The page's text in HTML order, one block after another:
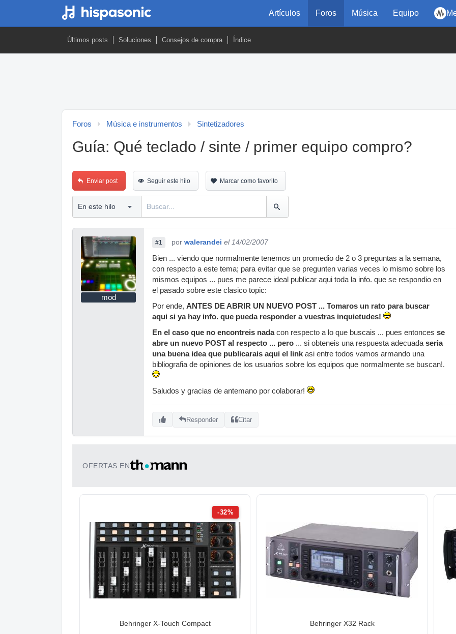
Artículos Foros Música Equipo
Últimos posts Soluciones Consejos de compra Índice
Foros Música e instrumentos Sintetizadores
Guía: Qué teclado / sinte / primer equipo compro?
Enviar post Seguir este hilo Marcar como favorito
mod
#1 por walerandei el 14/02/2007
Bien ... viendo que normalmente tenemos un promedio de 2 o 3 preguntas a la semana,
con respecto a este tema; para evitar que se pregunten varias veces lo mismo sobre los
mismos equipos ... pues me parece ideal publicar aqui toda la info. que se respondio en
el pasado sobre este clasico topic:
Por ende, ANTES DE ABRIR UN NUEVO POST ... Tomaros un rato para buscar
aqui si ya hay info. que pueda responder a vuestras inquietudes!
En el caso que no encontreis nadacon respecto a lo que buscais ... pues entonces se
abre un nuevo POST al respecto ... pero ... si obteneis una respuesta adecuada seria
una buena idea que publicarais aqui el link asi entre todos vamos armando una
bibliografia de opiniones de los usuarios sobre los equipos que normalmente se buscan!.
Saludos y gracias de antemano por colaborar!
Responder Citar
OFERTAS EN
-32%
Behringer X-Touch Compact Behringer X32 Rack